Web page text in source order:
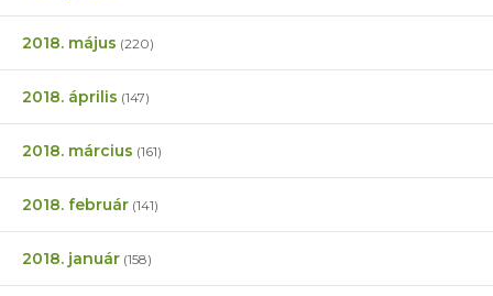
2018. május (220)
2018. április (147)
2018. március (161)
2018. február (141)
2018. január (158)